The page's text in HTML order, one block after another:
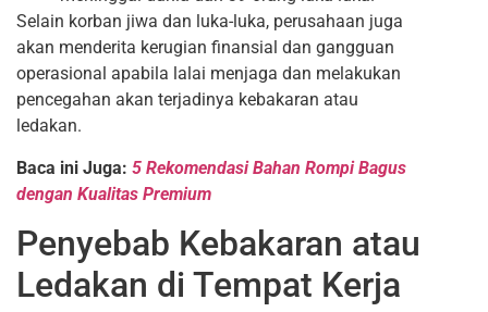
Selain korban jiwa dan luka-luka, perusahaan juga
akan menderita kerugian finansial dan gangguan
operasional apabila lalai menjaga dan melakukan
pencegahan akan terjadinya kebakaran atau
ledakan.
Baca ini Juga: 5 Rekomendasi Bahan Rompi Bagus
dengan Kualitas Premium
Penyebab Kebakaran atau
Ledakan di Tempat Kerja